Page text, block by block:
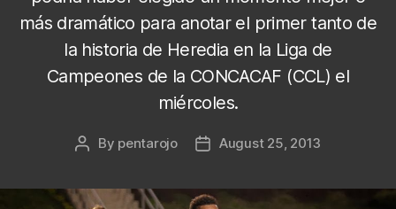
más dramático para anotar el primer tanto de
la historia de Heredia en la Liga de
Campeones de la CONCACAF (CCL) el
miércoles.
Post
By pentarojo
PostAugust 25, 2013